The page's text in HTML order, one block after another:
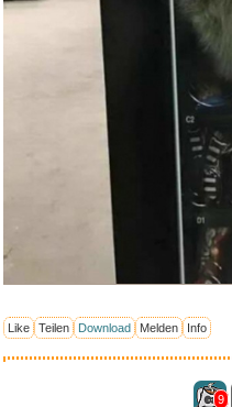
Like Teilen Download Melden Info
9